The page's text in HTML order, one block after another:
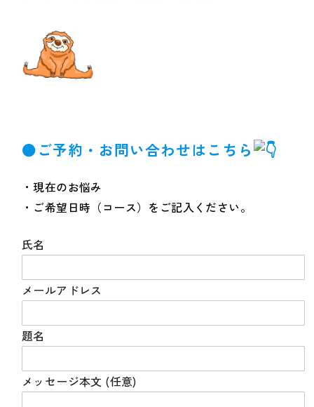
●ご予約・お問い合わせはこちら
・現在のお悩み
・ご希望日時（コース）をご記入ください。
氏名
メールアドレス
題名
メッセージ本文 (任意)